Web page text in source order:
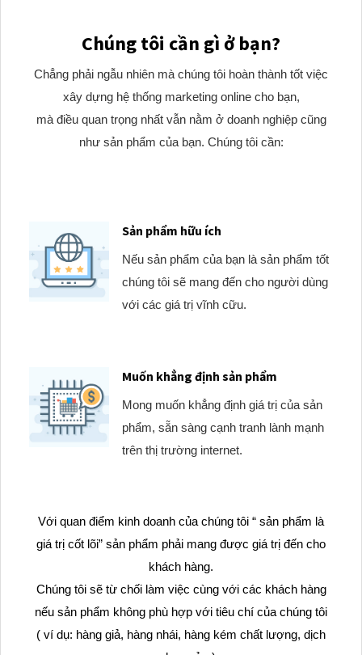
Chúng tôi cần gì ở bạn?
Chẳng phải ngẫu nhiên mà chúng tôi hoàn thành tốt việc
xây dựng hệ thống marketing online cho bạn,
mà điều quan trọng nhất vẫn nằm ở doanh nghiệp cũng
như sản phẩm của bạn. Chúng tôi cần:
Sản phẩm hữu ích
Nếu sản phẩm của bạn là sản phẩm tốt
chúng tôi sẽ mang đến cho người dùng
với các giá trị vĩnh cữu.
Muốn khẳng định sản phẩm
Mong muốn khẳng định giá trị của sản
phẩm, sẵn sàng cạnh tranh lành mạnh
trên thị trường internet.
Với quan điểm kinh doanh của chúng tôi “ sản phẩm là
giá trị cốt lõi” sản phẩm phải mang được giá trị đến cho
khách hàng.
Chúng tôi sẽ từ chối làm việc cùng với các khách hàng
nếu sản phẩm không phù hợp với tiêu chí của chúng tôi
( ví dụ: hàng giả, hàng nhái, hàng kém chất lượng, dịch